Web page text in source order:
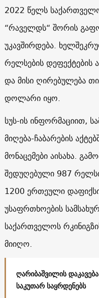
2022 წელს
“რაველდს“ შორის
უკავშირდება.
რელსების დეფექტების
და მისი ღირებულება
დოლარი იყო.
სუს-ის ინფორმაციით,
მიღება-ჩაბარების
მონაცემები აისახა.
შედუღებული 987
1200 ერთეული
უსაფრთხოების
საქართველოს
მიიღო.
ღარიბაშვილის
საკუთარ საყრდენებს